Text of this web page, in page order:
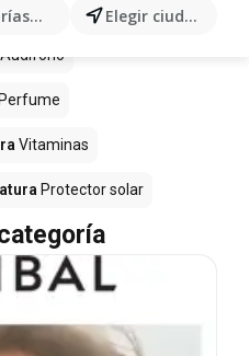
productos... Elegir ciudad
Natura
Audifono
Perfume
Vitaminas
Protector solar